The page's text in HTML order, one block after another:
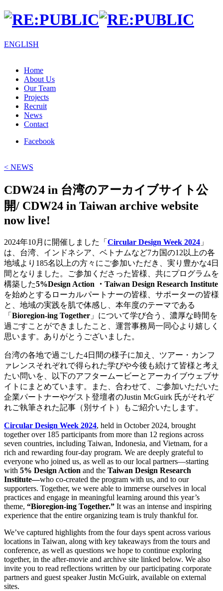
ENGLISH
Home
About Us
Our Team
Projects
Recruit
News
Contact
Facebook
< NEWS
CDW24 in 台湾のアーカイブサイト公
開/ CDW24 in Taiwan archive website
now live!
2024年10月に開催しました「 Circular Design Week 2024 」
は、台湾、インドネシア、ベトナムなど7カ国の12以上の各
地域より185名以上の方々にご参加いただき、実り豊かな4日
間となりました。ご参加くださった皆様、共にプログラムを
構築した5%Design Action ・Taiwan Design Research Institute
を始めとするローカルパートナーの皆様、サポーターの皆様
と、地域の実践を肌で体感し、本年度のテーマである
「 Bioregion-ing Together 」について学び合う、濃厚な時間を
過ごすことができましたこと、運営事務局一同心より嬉しく
思います。ありがとうございました。
台湾の各地で過ごした4日間の様子に加え、ツアー・カンフ
ァレンスそれぞれで得られた学びや今後も続けて皆様と考え
たい問いを、以下のアフタームービーとアーカイブウェブサ
イトにまとめています。また、合わせて、ご参加いただいた
企業パートナーやゲスト登壇者のJustin McGuirk 氏がそれぞ
れご執筆された記事（別サイト）もご紹介いたします。
Circular Design Week 2024, held in October 2024, brought
together over 185 participants from more than 12 regions across
seven countries, including Taiwan, Indonesia, and Vietnam, for a
rich and rewarding four-day program. We are deeply grateful to
everyone who joined us, as well as to our local partners—starting
with 5% Design Action and the Taiwan Design Research
Institute—who co-created the program with us, and to our
supporters. Together, we were able to immerse ourselves in local
practices and engage in meaningful learning around this year’s
theme, “Bioregion-ing Together.” It was an intense and inspiring
experience that the entire organizing team is truly thankful for.
We’ve captured highlights from the four days spent across various
locations in Taiwan, along with key takeaways from the tours and
conference, as well as questions we hope to continue exploring
together, in the after-movie and archive site linked below. We also
invite you to read reflections written by our participating corporate
partners and guest speaker Justin McGuirk, available on external
sites.